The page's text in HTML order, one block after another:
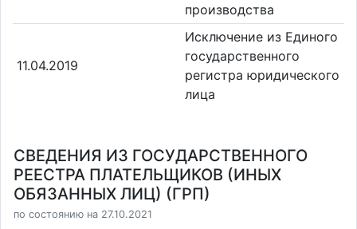
производства
11.04.2019
Исключение из Единого
государственного
регистра юридического
лица
СВЕДЕНИЯ ИЗ ГОСУДАРСТВЕННОГО
РЕЕСТРА ПЛАТЕЛЬЩИКОВ (ИНЫХ
ОБЯЗАННЫХ ЛИЦ) (ГРП)
по состоянию на 27.10.2021